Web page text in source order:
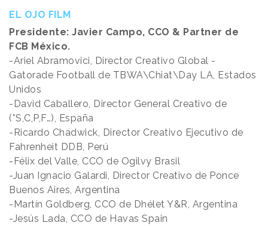
EL OJO FILM
Presidente: Javier Campo, CCO & Partner de
FCB México.
-Ariel Abramovici, Director Creativo Global -
Gatorade Football de TBWA\Chiat\Day LA, Estados
Unidos
-David Caballero, Director General Creativo de
(*S,C,P,F…), España
-Ricardo Chadwick, Director Creativo Ejecutivo de
Fahrenheit DDB, Perú
-Félix del Valle, CCO de Ogilvy Brasil
-Juan Ignacio Galardi, Director Creativo de Ponce
Buenos Aires, Argentina
-Martín Goldberg, CCO de Dhélet Y&R, Argentina
-Jesús Lada, CCO de Havas Spain